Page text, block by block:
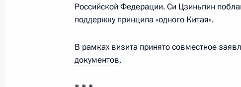
9 февраля 2022 года, среда
9 февраля 2022 года, 14:25 Московская область,
Российской Федерации. Си Цзиньпин
поддержку принципа «одного Китая».
В рамках визита принятосовместное
документов.